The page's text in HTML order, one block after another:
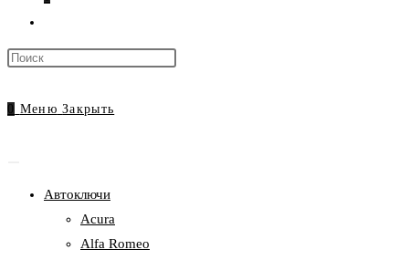
по
сайту
0 Меню Закрыть
Автоключи
Acura
Alfa Romeo